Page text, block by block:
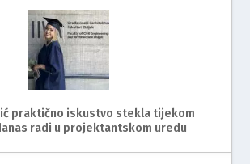
praktično iskustvo stekla tijekom
radi u projektantskom uredu